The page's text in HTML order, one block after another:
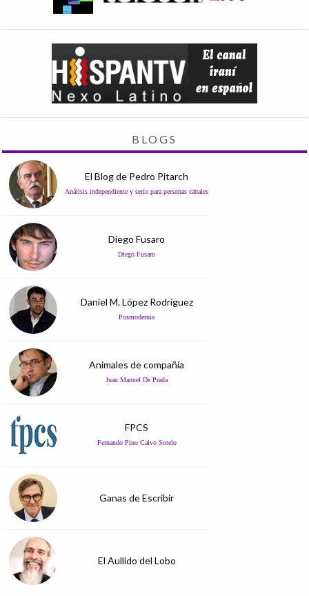
BLOGS
El Blog de Pedro Pitarch
Análisis independiente y serio para personas cabales
Diego Fusaro
Diego Fusaro
Daniel M. López Rodríguez
Posmodernia
Animales de compañía
Juan Manuel De Prada
FPCS
Fernando Pino Calvo Sotelo
Ganas de Escribir
El Aullido del Lobo